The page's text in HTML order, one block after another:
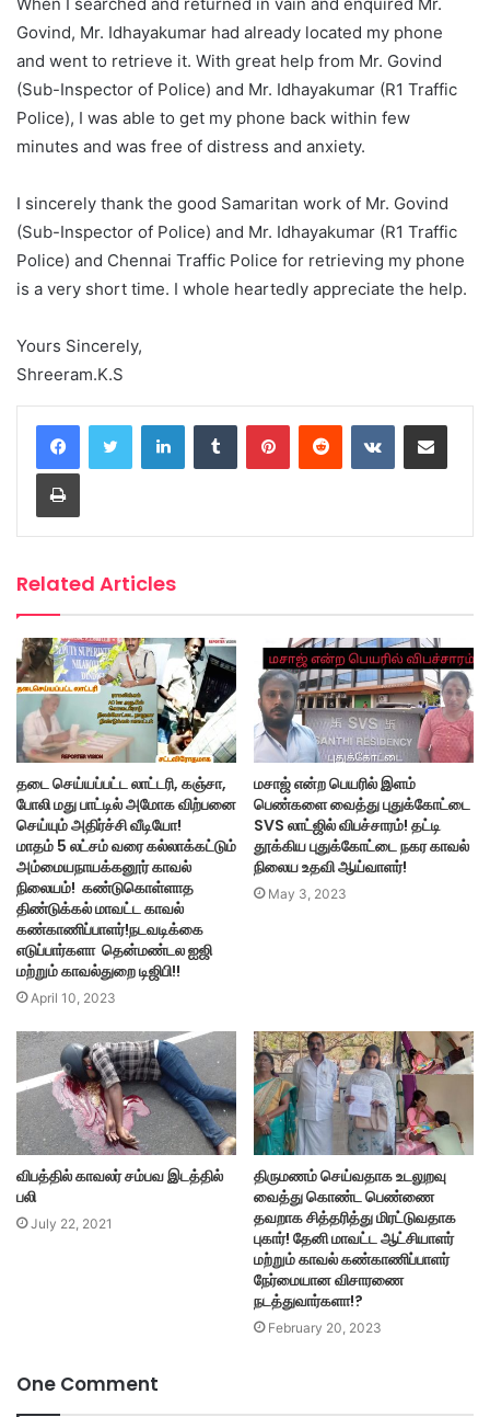
Govind, Mr. Idhayakumar had already located my phone
and went to retrieve it. With great help from Mr. Govind
(Sub-Inspector of Police) and Mr. Idhayakumar (R1 Traffic
Police), I was able to get my phone back within few
minutes and was free of distress and anxiety.
I sincerely thank the good Samaritan work of Mr. Govind
(Sub-Inspector of Police) and Mr. Idhayakumar (R1 Traffic
Police) and Chennai Traffic Police for retrieving my phone
is a very short time. I whole heartedly appreciate the help.
Yours Sincerely,
Shreeram.K.S
LinkedInTumblr PinterestReddit VKontakteShare via Email
Print
Related Articles
தடை செய்யப்பட்ட லாட்டரி, கஞ்சா,
போலி மது பாட்டில் அமோக விற்பனை
செய்யும் அதிர்ச்சி வீடியோ!
மாதம் 5 லட்சம் வரை கல்லாக்கட்டும்
அம்மையநாயக்கனூர் காவல்
நிலையம்! கண்டுகொள்ளாத
திண்டுக்கல் மாவட்ட காவல்
கண்காணிப்பாளர்!நடவடிக்கை
எடுப்பார்களா தென்மண்டல ஐஜி
மற்றும் காவல்துறை டிஜிபி!!
April 10, 2023
மசாஜ் என்ற பெயரில் இளம்
பெண்களை வைத்து புதுக்கோட்டை
SVS லாட்ஜில் விபச்சாரம்! தட்டி
தூக்கிய புதுக்கோட்டை நகர காவல்
நிலைய உதவி ஆய்வாளர்!
May 3, 2023
விபத்தில் காவலர் சம்பவ இடத்தில்
பலி
July 22, 2021
திருமணம் செய்வதாக உடலுறவு
வைத்து கொண்ட பெண்ணை
தவறாக சித்தரித்து மிரட்டுவதாக
புகார்! தேனி மாவட்ட ஆட்சியாளர்
மற்றும் காவல் கண்காணிப்பாளர்
நேர்மையான விசாரணை
நடத்துவார்களா!?
February 20, 2023
One Comment